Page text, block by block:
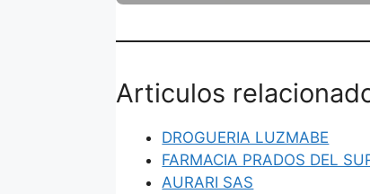
Articulos
DROGUERIA LUZMABE
FARMACIA PRADOS DEL
AURARI SAS